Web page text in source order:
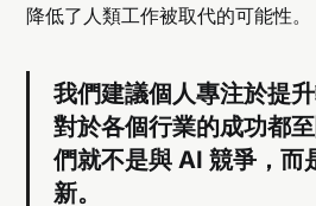
降低了人類工作被取代的可能性。
我們建議個人專注於提
對於各個行業的成功都
們就不是與 AI 競爭，而
新。